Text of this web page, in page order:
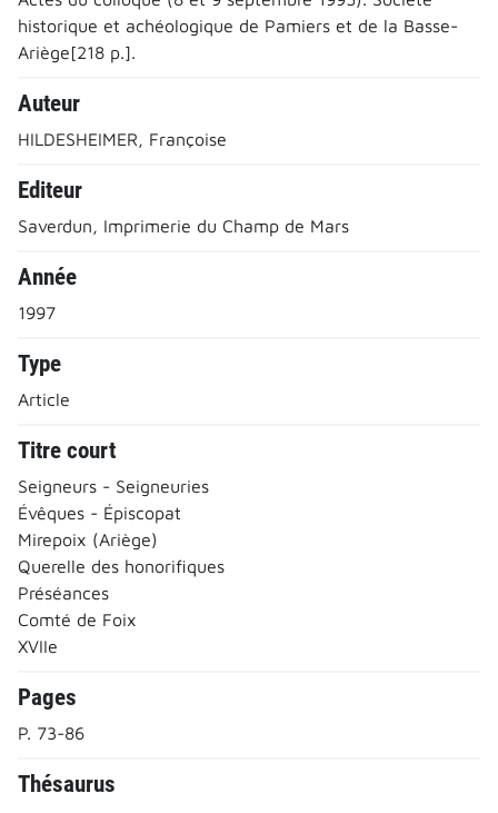
historique et achéologique de Pamiers et de la Basse-
Ariège[218 p.].
Auteur
HILDESHEIMER, Françoise
Editeur
Saverdun, Imprimerie du Champ de Mars
Année
1997
Type
Article
Titre court
Seigneurs - Seigneuries
Évêques - Épiscopat
Mirepoix (Ariège)
Querelle des honorifiques
Préséances
Comté de Foix
XVIIe
Pages
P. 73-86
Thésaurus